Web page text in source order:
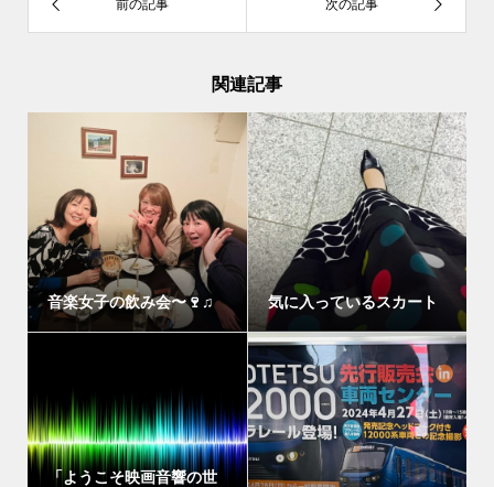
関連記事
音楽女子の飲み会〜🍷♫ 気に入っているスカート
「ようこそ映画音響の世